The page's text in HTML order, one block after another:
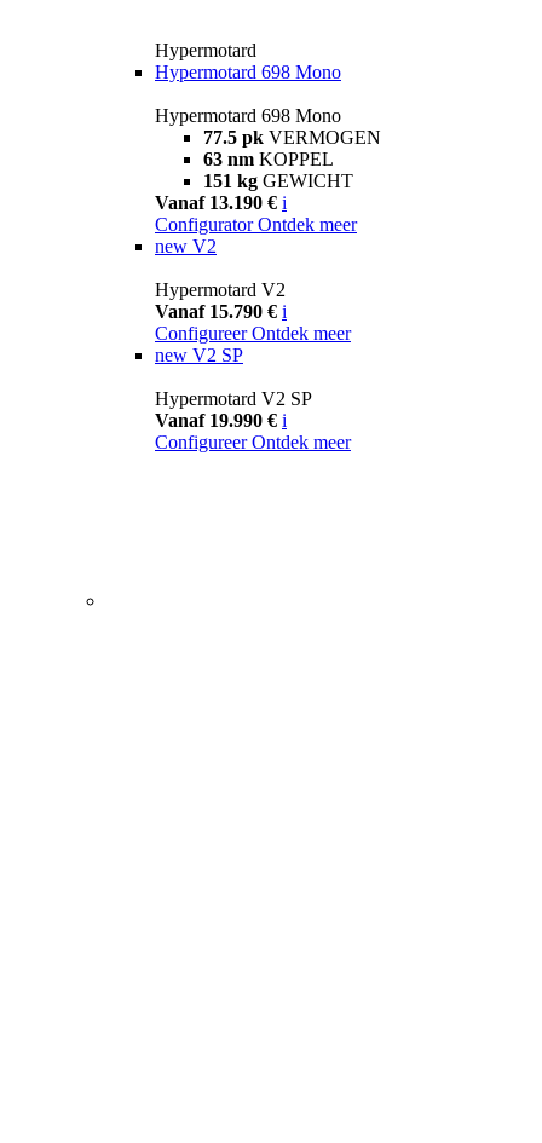
Hypermotard
Hypermotard 698 Mono
Hypermotard 698 Mono
77.5 pk VERMOGEN
63 nm KOPPEL
151 kg GEWICHT
Vanaf 13.190 € i
Configurator Ontdek meer
new V2
Hypermotard V2
Vanaf 15.790 € i
Configureer Ontdek meer
new V2 SP
Hypermotard V2 SP
Vanaf 19.990 € i
Configureer Ontdek meer